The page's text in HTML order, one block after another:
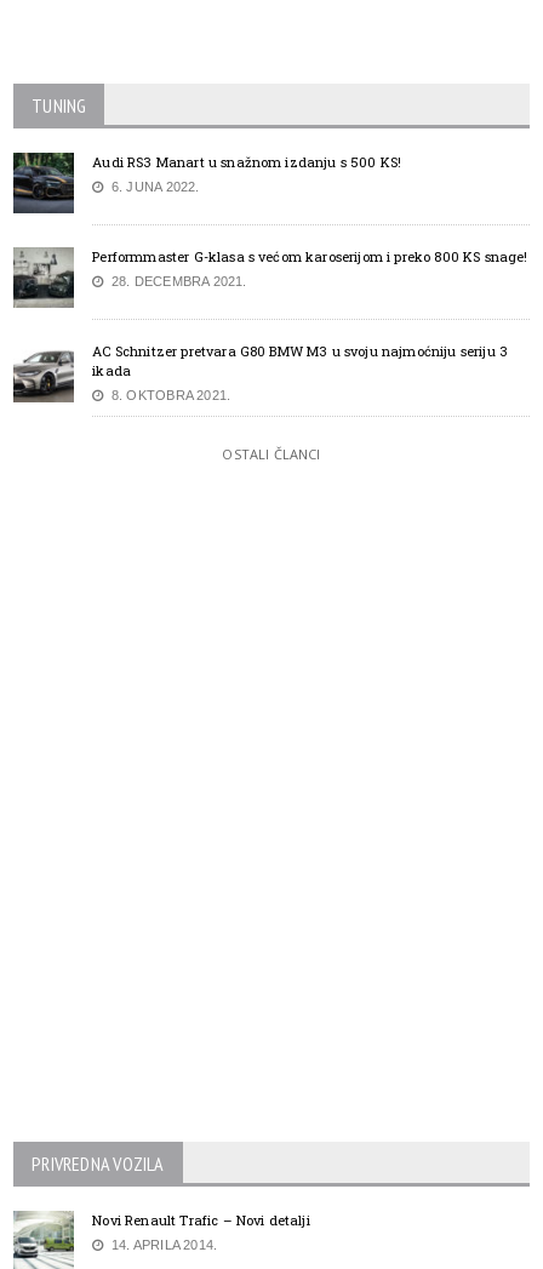
TUNING
Audi RS3 Manart u snažnom izdanju s 500 KS!
6. JUNA 2022.
Performmaster G-klasa s većom karoserijom i preko 800 KS snage!
28. DECEMBRA 2021.
AC Schnitzer pretvara G80 BMW M3 u svoju najmoćniju seriju 3
ikada
8. OKTOBRA 2021.
OSTALI ČLANCI
PRIVREDNA VOZILA
Novi Renault Trafic – Novi detalji
14. APRILA 2014.